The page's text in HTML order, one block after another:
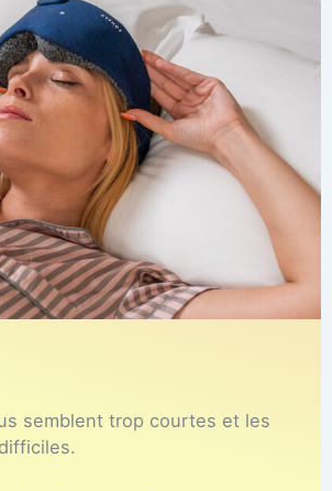
semblent trop courtes et les